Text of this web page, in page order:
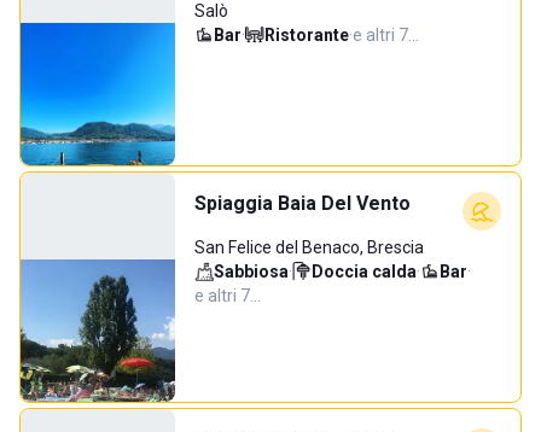
Salò
Bar· Ristorante·e altri 7…
Spiaggia Baia Del Vento
San Felice del Benaco, Brescia
Sabbiosa· Doccia calda· Bar·
e altri 7…